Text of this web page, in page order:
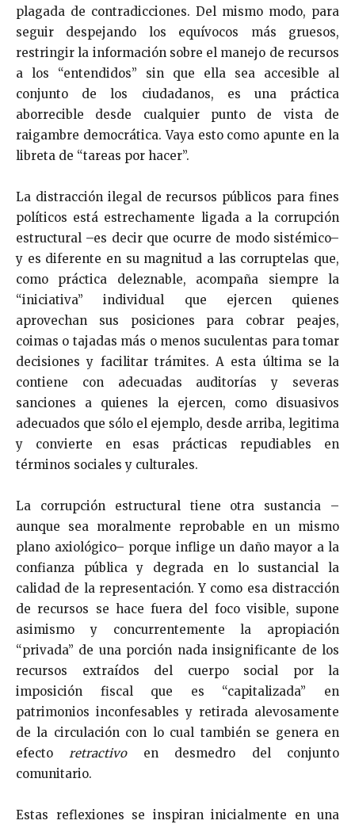
plagada de contradicciones. Del mismo modo, para
seguir despejando los equívocos más gruesos,
restringir la información sobre el manejo de recursos
a los “entendidos” sin que ella sea accesible al
conjunto de los ciudadanos, es una práctica
aborrecible desde cualquier punto de vista de
raigambre democrática. Vaya esto como apunte en la
libreta de “tareas por hacer”.
La distracción ilegal de recursos públicos para fines
políticos está estrechamente ligada a la corrupción
estructural –es decir que ocurre de modo sistémico–
y es diferente en su magnitud a las corruptelas que,
como práctica deleznable, acompaña siempre la
“iniciativa” individual que ejercen quienes
aprovechan sus posiciones para cobrar peajes,
coimas o tajadas más o menos suculentas para tomar
decisiones y facilitar trámites. A esta última se la
contiene con adecuadas auditorías y severas
sanciones a quienes la ejercen, como disuasivos
adecuados que sólo el ejemplo, desde arriba, legitima
y convierte en esas prácticas repudiables en
términos sociales y culturales.
La corrupción estructural tiene otra sustancia –
aunque sea moralmente reprobable en un mismo
plano axiológico– porque inflige un daño mayor a la
confianza pública y degrada en lo sustancial la
calidad de la representación. Y como esa distracción
de recursos se hace fuera del foco visible, supone
asimismo y concurrentemente la apropiación
“privada” de una porción nada insignificante de los
recursos extraídos del cuerpo social por la
imposición fiscal que es “capitalizada” en
patrimonios inconfesables y retirada alevosamente
de la circulación con lo cual también se genera en
efectoretractivoen desmedro del conjunto
comunitario.
Estas reflexiones se inspiran inicialmente en una